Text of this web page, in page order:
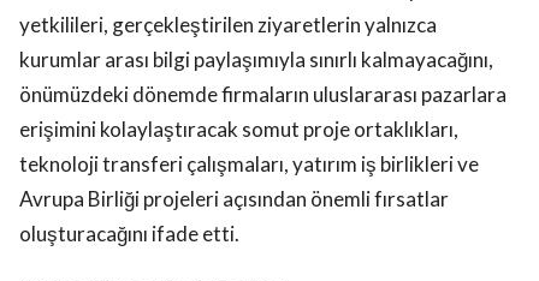
yetkilileri, gerçekleştirilen ziyaretlerin yalnızca
kurumlar arası bilgi paylaşımıyla sınırlı kalmayacağını,
önümüzdeki dönemde firmaların uluslararası pazarlara
erişimini kolaylaştıracak somut proje ortaklıkları,
teknoloji transferi çalışmaları, yatırım iş birlikleri ve
Avrupa Birliği projeleri açısından önemli fırsatlar
oluşturacağını ifade etti.